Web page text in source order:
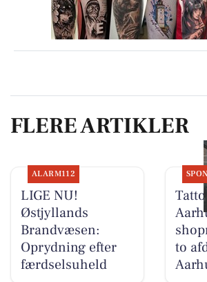
FLERE ARTIKLER
ALARM112
LIGE NU!
Østjyllands
Brandvæsen:
Oprydning efter
færdselsuheld
to